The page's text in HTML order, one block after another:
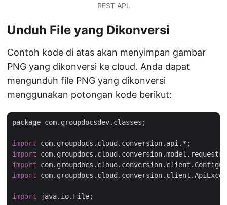
REST API.
Unduh File yang Dikonversi
Contoh kode di atas akan menyimpan gambar
PNG yang dikonversi ke cloud. Anda dapat
mengunduh file PNG yang dikonversi
menggunakan potongan kode berikut:
package com.groupdocsdev.classes;
import
import
import
import
import java.io.File;